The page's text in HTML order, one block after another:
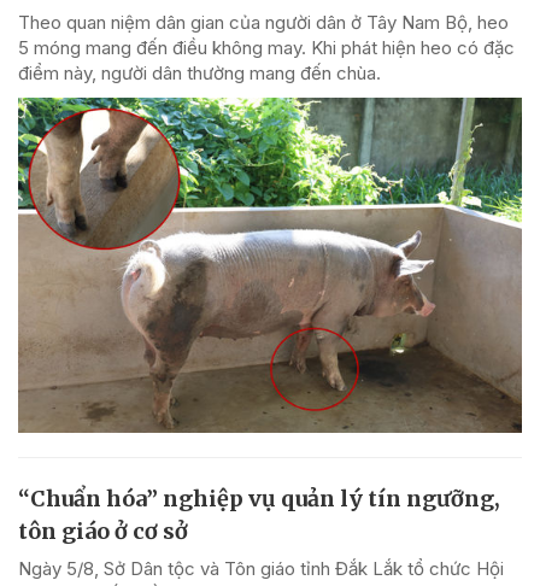
Theo quan niệm dân gian của người dân ở Tây Nam Bộ, heo
5 móng mang đến điều không may. Khi phát hiện heo có đặc
điểm này, người dân thường mang đến chùa.
“Chuẩn hóa” nghiệp vụ quản lý tín ngưỡng,
tôn giáo ở cơ sở
Ngày 5/8, Sở Dân tộc và Tôn giáo tỉnh Đắk Lắk tổ chức Hội